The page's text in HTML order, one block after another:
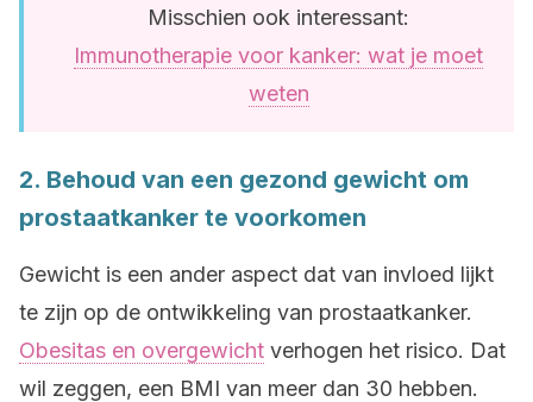
Misschien ook interessant:
Immunotherapie voor kanker: wat je moet
weten
2. Behoud van een gezond gewicht om
prostaatkanker te voorkomen
Gewicht is een ander aspect dat van invloed lijkt
te zijn op de ontwikkeling van prostaatkanker.
Obesitas en overgewicht verhogen het risico. Dat
wil zeggen, een BMI van meer dan 30 hebben.